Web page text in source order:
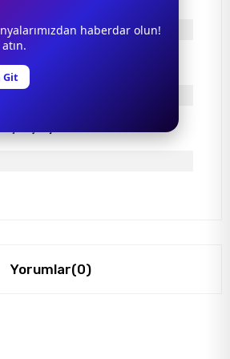
145
Yorumlar(0)
haberdar olun!
Git